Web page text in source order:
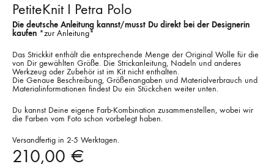
PetiteKnit I Petra Polo
Die deutsche Anleitung kannst/musst Du direkt bei der Designerin
kaufen *zur Anleitung*
Das Strickkit enthält die entsprechende Menge der Original Wolle für die
von Dir gewählten Größe. Die Strickanleitung, Nadeln und anderes
Werkzeug oder Zubehör ist im Kit nicht enthalten.
Die Genaue Beschreibung, Größenangaben und Materialverbrauch und
Materialinformationen findest Du ein Stückchen weiter unten.
Du kannst Deine eigene Farb-Kombination zusammenstellen, wobei wir
die Farben vom Foto schon vorbelegt haben.
Versandfertig in 2-5 Werktagen.
210,00 €